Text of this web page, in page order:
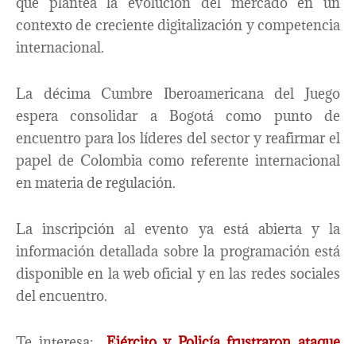
contexto de creciente digitalización y competencia
internacional.
La décima Cumbre Iberoamericana del Juego
espera consolidar a Bogotá como punto de
encuentro para los líderes del sector y reafirmar el
papel de Colombia como referente internacional
en materia de regulación.
La inscripción al evento ya está abierta y la
información detallada sobre la programación está
disponible en la web oficial y en las redes sociales
del encuentro.